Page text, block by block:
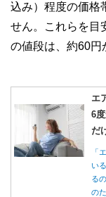
込み）程度の価格
せん。これらを目
の値段は、約60円
エ
6
だ
「
い
る
の